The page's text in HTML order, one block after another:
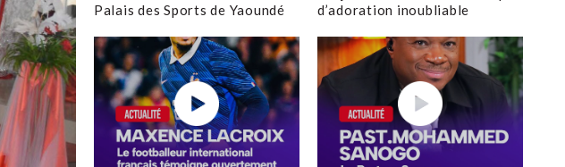
Palais des Sports de Yaoundé
d’adoration inoubliable